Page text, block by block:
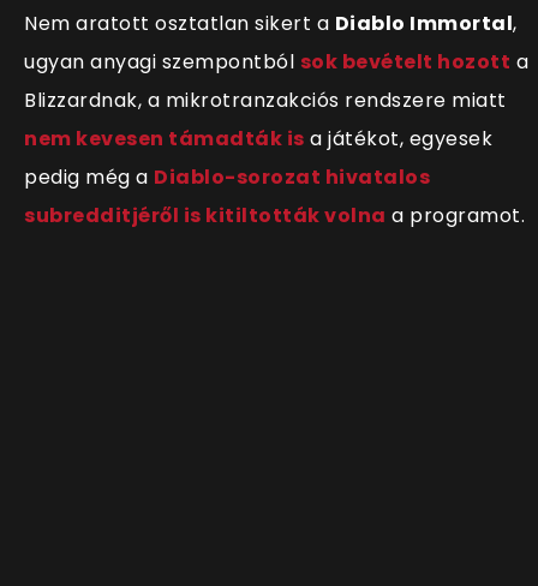
Nem aratott osztatlan sikert a Diablo Immortal,
ugyan anyagi szempontból sok bevételt hozott a
Blizzardnak, a mikrotranzakciós rendszere miatt
nem kevesen támadták is a játékot, egyesek
pedig még a Diablo-sorozat hivatalos
subredditjéről is kitiltották volna a programot.